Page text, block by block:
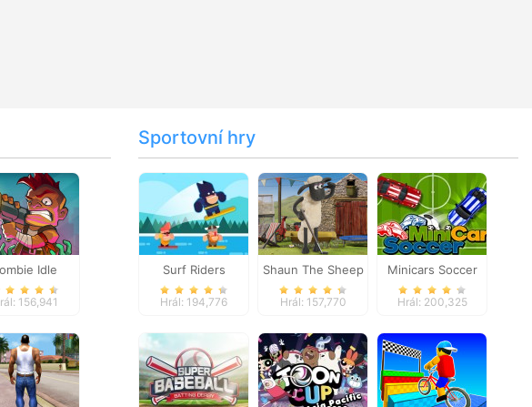
Idle
Online
156,941
Sportovní hry
Surf Riders
Hrál: 194,776
Shaun The Sheep
Baahmy Golf
Hrál: 157,770
Minicars Soccer
Hrál: 200,325